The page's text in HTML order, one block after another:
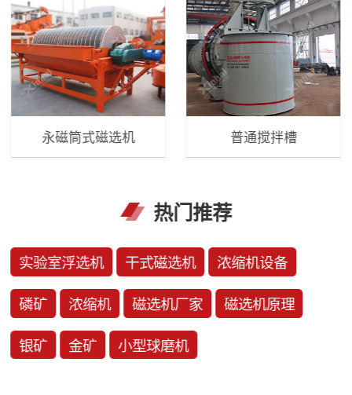
永磁筒式磁选机 普通搅拌槽
热门推荐
实验室浮选机 干式磁选机 浓缩机设备
磷矿 浓缩机 磁选机厂家 磁选机原理
银矿 金矿 小型球磨机